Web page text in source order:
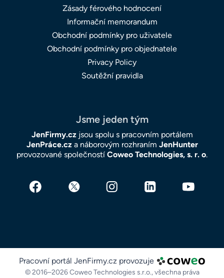
Zásady férového hodnocení
Informační memorandum
Obchodní podmínky pro uživatele
Obchodní podmínky pro objednatele
Privacy Policy
Soutěžní pravidla
Jsme jeden tým
JenFirmy.czjsou spolu s pracovním portálem
JenPráce.cza náborovým rozhraním JenHunter
provozované společností Coweo Technologies, s. r. o.
Pracovní portál JenFirmy.cz provozuje
© 2016–2026 Coweo Technologies s.r.o.,všechna práva